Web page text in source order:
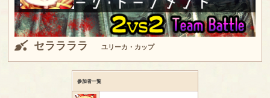
セララララ ユリーカ・カップ
参加者一覧